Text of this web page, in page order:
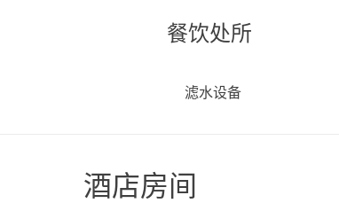
餐饮处所
滤水设备
酒店房间